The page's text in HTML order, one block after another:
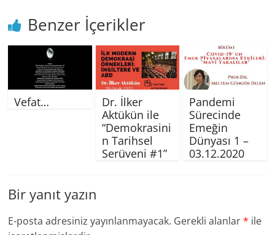
Benzer İçerikler
Vefat…
Dr. İlker
Aktükün ile
“Demokrasini
n Tarihsel
Serüveni #1”
Pandemi
Sürecinde
Emeğin
Dünyası 1 –
03.12.2020
Bir yanıt yazın
E-posta adresiniz yayınlanmayacak. Gerekli alanlar* ile